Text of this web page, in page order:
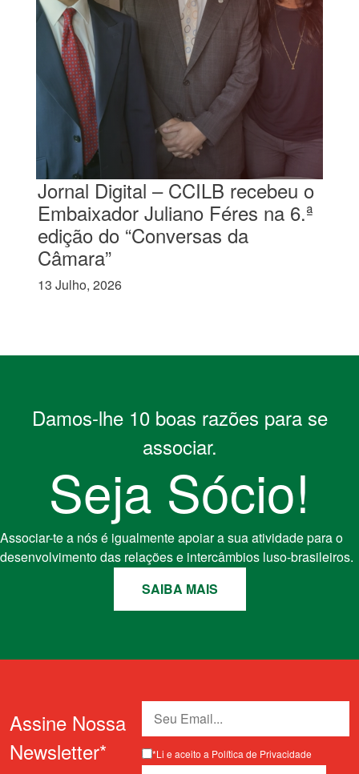
Jornal Digital – CCILB recebeu o
Embaixador Juliano Féres na 6.ª
edição do “Conversas da
Câmara”
13 Julho, 2026
Damos-lhe 10 boas razões para se
associar.
Seja Sócio!
Associar-te a nós é igualmente apoiar a sua atividade para o
desenvolvimento das relações e intercâmbios luso-brasileiros.
SAIBA MAIS
Assine Nossa
Newsletter*
*Li e aceito a Política de Privacidade